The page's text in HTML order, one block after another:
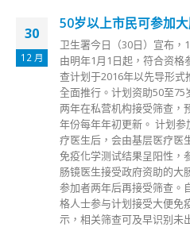
30
12 月
50岁以上市民可参加
卫生署今日（30日）宣布，
由明年1月1日起，符合资
查计划于2016年以先导形
全面推行。计划资助50至
两年在私营机构接受筛查，
年份每年年初更新。 计划
疗医生后，会由基层医疗医
免疫化学测试结果呈阳性，
肠镜医生接受政府资助的大
参加者两年后再接受筛查。
格人士参与计划接受大便免
示，相关筛查可及早识别未